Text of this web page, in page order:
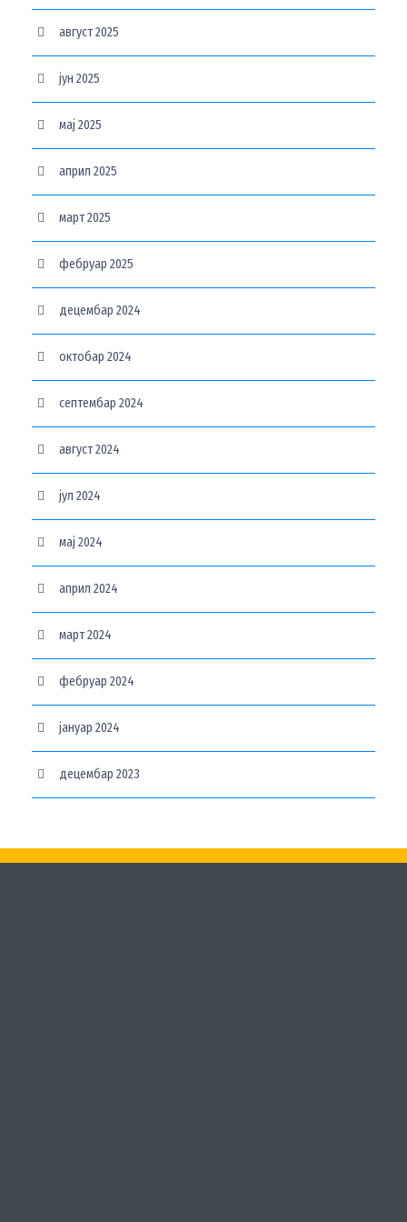
август 2025
јун 2025
мај 2025
април 2025
март 2025
фебруар 2025
децембар 2024
октобар 2024
септембар 2024
август 2024
јул 2024
мај 2024
април 2024
март 2024
фебруар 2024
јануар 2024
децембар 2023